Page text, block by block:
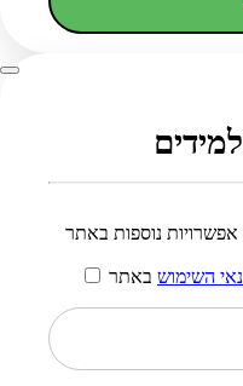
נוספות באתר
השימוש באתר